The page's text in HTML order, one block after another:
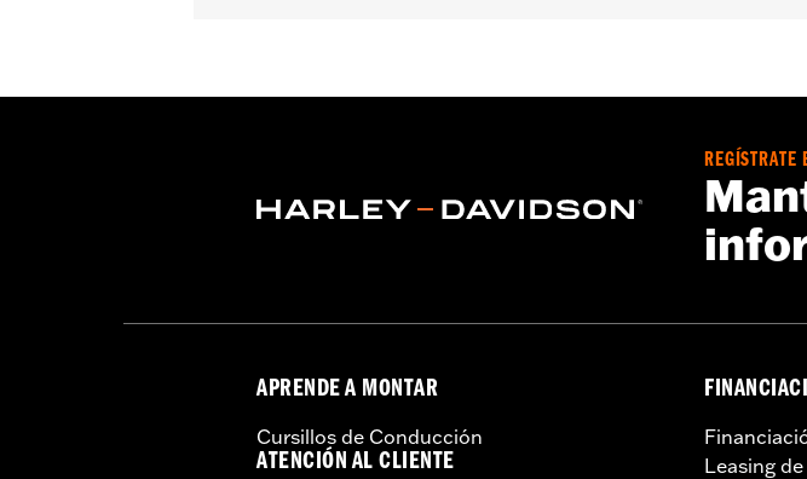
cremallera,Cremallera interior,ProtecciÃ³n incluida,Bolsillos
REGÍSTRATE
APRENDE A MONTAR
Cursillos de Conducción
ATENCIÓN AL CLIENTE
Leasing